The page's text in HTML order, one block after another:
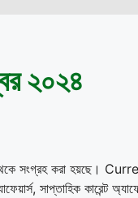
২০২৪
থেকে সংগ্রহ করা
সাপ্তাহিক কারেন্ট